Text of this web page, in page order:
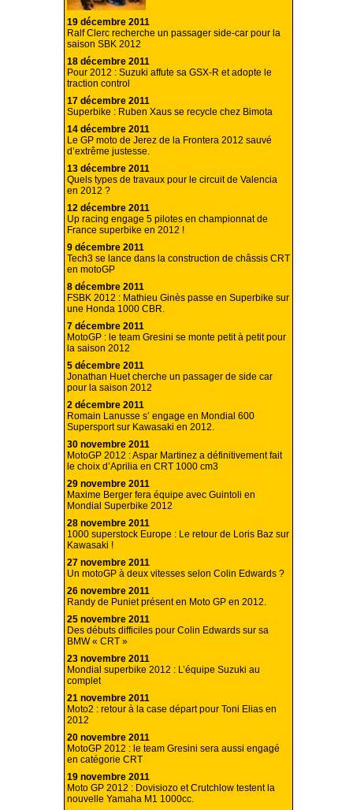
19 décembre 2011
Ralf Clerc recherche un passager side-car pour la
saison SBK 2012
18 décembre 2011
Pour 2012 : Suzuki affute sa GSX-R et adopte le
traction control
17 décembre 2011
Superbike : Ruben Xaus se recycle chez Bimota
14 décembre 2011
Le GP moto de Jerez de la Frontera 2012 sauvé
d’extrême justesse.
13 décembre 2011
Quels types de travaux pour le circuit de Valencia
en 2012 ?
12 décembre 2011
Up racing engage 5 pilotes en championnat de
France superbike en 2012 !
9 décembre 2011
Tech3 se lance dans la construction de châssis CRT
en motoGP
8 décembre 2011
FSBK 2012 : Mathieu Ginès passe en Superbike sur
une Honda 1000 CBR.
7 décembre 2011
MotoGP : le team Gresini se monte petit à petit pour
la saison 2012
5 décembre 2011
Jonathan Huet cherche un passager de side car
pour la saison 2012
2 décembre 2011
Romain Lanusse s’ engage en Mondial 600
Supersport sur Kawasaki en 2012.
30 novembre 2011
MotoGP 2012 : Aspar Martinez a définitivement fait
le choix d’Aprilia en CRT 1000 cm3
29 novembre 2011
Maxime Berger fera équipe avec Guintoli en
Mondial Superbike 2012
28 novembre 2011
1000 superstock Europe : Le retour de Loris Baz sur
Kawasaki !
27 novembre 2011
Un motoGP à deux vitesses selon Colin Edwards ?
26 novembre 2011
Randy de Puniet présent en Moto GP en 2012.
25 novembre 2011
Des débuts difficiles pour Colin Edwards sur sa
BMW « CRT »
23 novembre 2011
Mondial superbike 2012 : L’équipe Suzuki au
complet
21 novembre 2011
Moto2 : retour à la case départ pour Toni Elias en
2012
20 novembre 2011
MotoGP 2012 : le team Gresini sera aussi engagé
en catégorie CRT
19 novembre 2011
Moto GP 2012 : Dovisiozo et Crutchlow testent la
nouvelle Yamaha M1 1000cc.